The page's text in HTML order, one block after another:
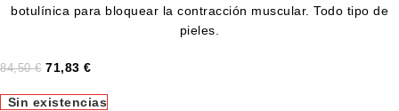
botulínica para bloquear la contracción muscular. Todo tipo de
pieles.
84,50€ 71,83 €
Sin existencias